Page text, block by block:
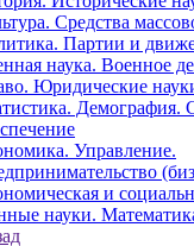
Средства
Партии и
наука. Военное
Юридические
Демография.
Управление.
и
науки.